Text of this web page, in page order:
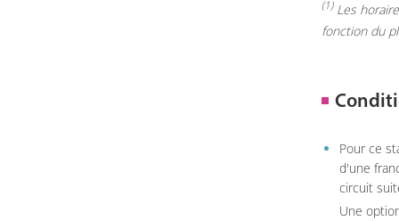
(1)Les
fonction du
Pour ce
d'une
circuit
Une